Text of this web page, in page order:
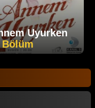
Uyurken
Bölüm